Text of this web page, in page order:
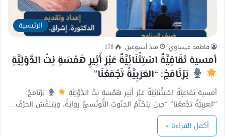
الرئيسية
فاطمة عيساوي منذ أسبوعين 178
أمسية ثقَافِيَّةٌ اسْتِثْنَائِيَّةٌ عَبْرَ أَثِيرِ هَمْسَةِ نِتْ الدَّوْلِيَّةِ
بَرْنَامَجُ: “العَرَبِيَّةُ تَجْمَعُنَا”
أمسية ثقافِيَّةٌ اسْتِثْنَائِيَّةٌ عَبْرَ أَثِيرِ هَمْسَةِ نِتْ الدَّوْلِيَّةِ
بَرْنَامَجُ:
“العَرَبِيَّةُ تَجْمَعُنَا” “حِينَ يَتَكَلَّمُ الجَنُوبُ التُّونُسِيُّ رِوَايَةً، وَيَتَنَفَّسُ الحَرْفُ…
أكمل القراءة »